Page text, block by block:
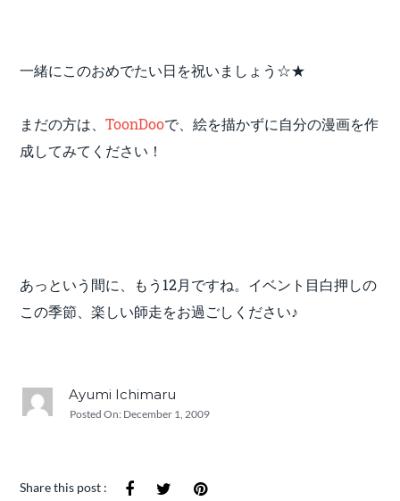
一緒にこのおめでたい日を祝いましょう☆★
まだの方は、ToonDooで、絵を描かずに自分の漫画を作
成してみてください！
あっという間に、もう12月ですね。イベント目白押しの
この季節、楽しい師走をお過ごしください♪
Ayumi Ichimaru
Posted On: December 1, 2009
Share this post :